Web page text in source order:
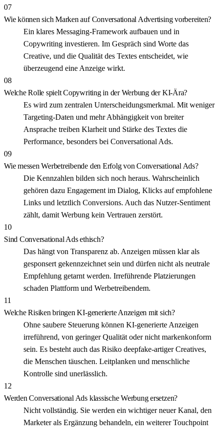
07
Wie können sich Marken auf Conversational Advertising vorbereiten?
Ein klares Messaging-Framework aufbauen und in
Copywriting investieren. Im Gespräch sind Worte das
Creative, und die Qualität des Textes entscheidet, wie
überzeugend eine Anzeige wirkt.
08
Welche Rolle spielt Copywriting in der Werbung der KI-Ära?
Es wird zum zentralen Unterscheidungsmerkmal. Mit weniger
Targeting-Daten und mehr Abhängigkeit von breiter
Ansprache treiben Klarheit und Stärke des Textes die
Performance, besonders bei Conversational Ads.
09
Wie messen Werbetreibende den Erfolg von Conversational Ads?
Die Kennzahlen bilden sich noch heraus. Wahrscheinlich
gehören dazu Engagement im Dialog, Klicks auf empfohlene
Links und letztlich Conversions. Auch das Nutzer-Sentiment
zählt, damit Werbung kein Vertrauen zerstört.
10
Sind Conversational Ads ethisch?
Das hängt von Transparenz ab. Anzeigen müssen klar als
gesponsert gekennzeichnet sein und dürfen nicht als neutrale
Empfehlung getarnt werden. Irreführende Platzierungen
schaden Plattform und Werbetreibendem.
11
Welche Risiken bringen KI-generierte Anzeigen mit sich?
Ohne saubere Steuerung können KI-generierte Anzeigen
irreführend, von geringer Qualität oder nicht markenkonform
sein. Es besteht auch das Risiko deepfake-artiger Creatives,
die Menschen täuschen. Leitplanken und menschliche
Kontrolle sind unerlässlich.
12
Werden Conversational Ads klassische Werbung ersetzen?
Nicht vollständig. Sie werden ein wichtiger neuer Kanal, den
Marketer als Ergänzung behandeln, ein weiterer Touchpoint